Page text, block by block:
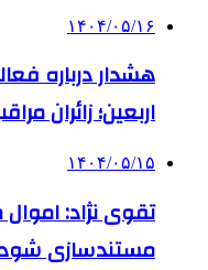
۱۴۰۴/۰۵/۱۶
هشدار درباره
اربعین؛ زائران
۱۴۰۴/۰۵/۱۵
تقوی نژاد:
مستندسازی